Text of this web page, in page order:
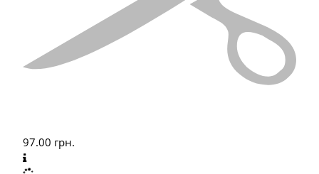
97.00 грн.